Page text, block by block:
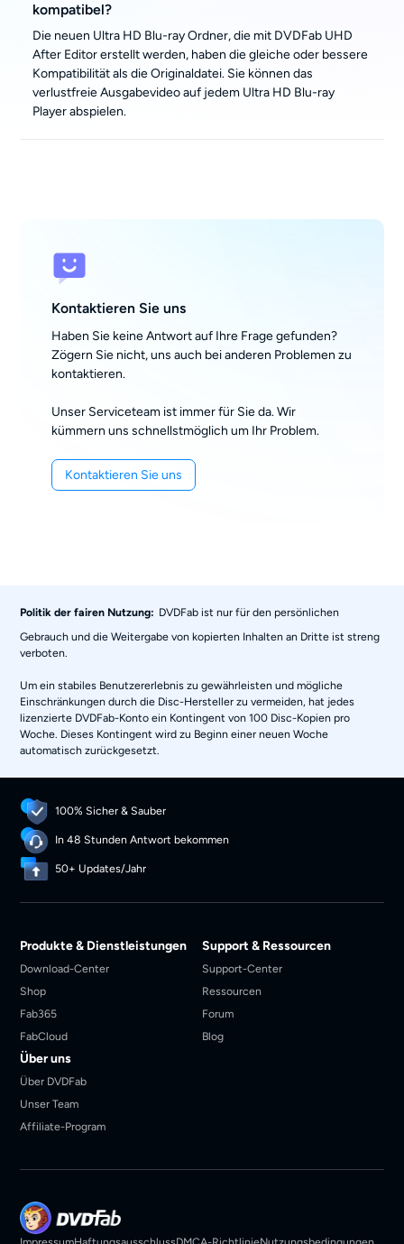
kompatibel?
Die neuen Ultra HD Blu-ray Ordner, die mit DVDFab UHD
After Editor erstellt werden, haben die gleiche oder bessere
Kompatibilität als die Originaldatei. Sie können das
verlustfreie Ausgabevideo auf jedem Ultra HD Blu-ray
Player abspielen.
Kontaktieren Sie uns
Haben Sie keine Antwort auf Ihre Frage gefunden?
Zögern Sie nicht, uns auch bei anderen Problemen zu
kontaktieren.
Unser Serviceteam ist immer für Sie da. Wir
kümmern uns schnellstmöglich um Ihr Problem.
Kontaktieren Sie uns
Politik der fairen Nutzung: DVDFab ist nur für den persönlichen
Gebrauch und die Weitergabe von kopierten Inhalten an Dritte ist streng
verboten.
Um ein stabiles Benutzererlebnis zu gewährleisten und mögliche
Einschränkungen durch die Disc-Hersteller zu vermeiden, hat jedes
lizenzierte DVDFab-Konto ein Kontingent von 100 Disc-Kopien pro
Woche. Dieses Kontingent wird zu Beginn einer neuen Woche
automatisch zurückgesetzt.
100% Sicher & Sauber
In 48 Stunden Antwort bekommen
50+ Updates/Jahr
Produkte & Dienstleistungen
Download-Center
Shop
Fab365
FabCloud
Support & Ressourcen
Support-Center
Ressourcen
Forum
Blog
Über uns
Über DVDFab
Unser Team
Affiliate-Program